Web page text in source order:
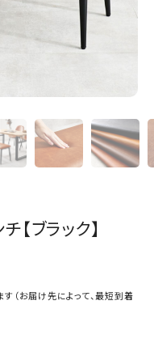
【ブラック】
（お届け先によって、最短到着